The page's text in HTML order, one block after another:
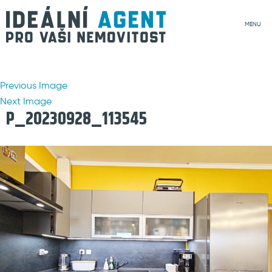
MENU
Previous Image
Next Image
P_20230928_113545